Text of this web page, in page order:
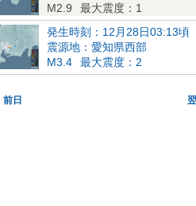
M2.9
最大震度：1
発生時刻：12月28日03:13頃
震源地：愛知県西部
M3.4
最大震度：2
前日